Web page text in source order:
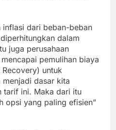
inflasi dari beban-beban
dalam
juga perusahaan
pemulihan biaya
Recovery) untuk
menjadi dasar kita
tarif ini. Maka dari itu
opsi yang paling efisien”